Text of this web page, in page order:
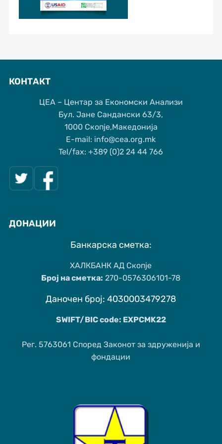
КОНТАКТ
ЦЕА – Центар за Економски Анализи
Бул. Јане Сандански 63/3,
1000 Скопје,Македонија
Е-mail: info@cea.org.mk
Tel/fax: +389 (0)2 24 44 766
ДОНАЦИИ
Банкарска сметка:
ХАЛКБАНК АД Скопје
Број на сметка: 270-0576306101-78
Даночен број: 4030003479278
SWIFT/BIC code: EXPCMK22
Рег. 5763061 Според Законот за здруженија и
фондации